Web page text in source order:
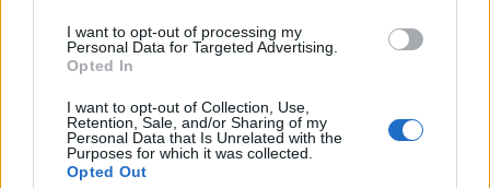
I want to opt-out of processing my
Personal Data for Targeted Advertising.
Opted In
I want to opt-out of Collection, Use,
Retention, Sale, and/or Sharing of my
Personal Data that Is Unrelated with the
Purposes for which it was collected.
Opted Out
Gratulerer!
Årets seilbåt: Beneteau First 30